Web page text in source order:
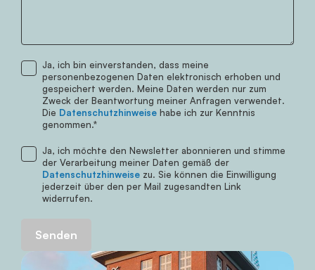
Telefonnummer
Ja, ich bin einverstanden, dass meine
personenbezogenen Daten elektronisch erhoben und
gespeichert werden. Meine Daten werden nur zum
Zweck der Beantwortung meiner Anfragen verwendet.
Die Datenschutzhinweise habe ich zur Kenntnis
genommen.*
Ja, ich möchte den Newsletter abonnieren und stimme
der Verarbeitung meiner Daten gemäß der
Datenschutzhinweise zu. Sie können die Einwilligung
jederzeit über den per Mail zugesandten Link
widerrufen.
Senden